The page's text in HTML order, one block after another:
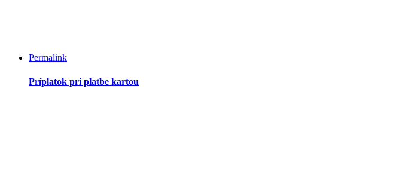
Permalink
Príplatok pri platbe kartou